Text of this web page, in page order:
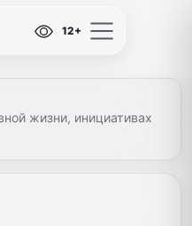
12+
жизни, инициативах